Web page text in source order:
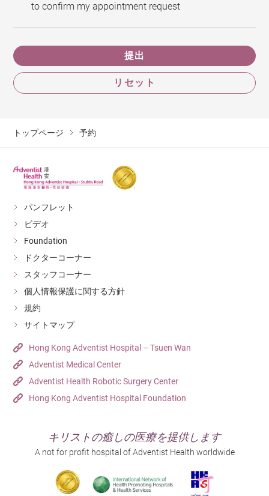
to confirm my appointment request
提出
リセット
トップページ 予約
パンフレット
ビデオ
Foundation
ドクターコーナー
スタッフコーナー
個人情報保護に関する方針
規約
サイトマップ
Hong Kong Adventist Hospital – Tsuen Wan
Adventist Medical Center
Adventist Health Robotic Surgery Center
Hong Kong Adventist Hospital Foundation
キリストの癒しの医療を提供します
A not for profit hospital of Adventist Health worldwide